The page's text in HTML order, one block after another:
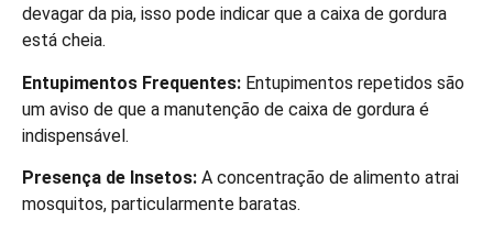
devagar da pia, isso pode indicar que a caixa de gordura
está cheia.
Entupimentos Frequentes: Entupimentos repetidos são
um aviso de que a manutenção de caixa de gordura é
indispensável.
Presença de Insetos: A concentração de alimento atrai
mosquitos, particularmente baratas.